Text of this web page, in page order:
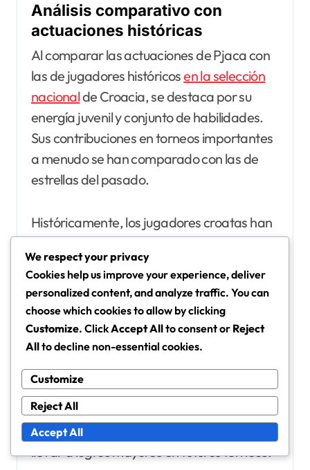
Análisis comparativo con
actuaciones históricas
Al comparar las actuaciones de Pjaca con
las de jugadores históricosen la selección
nacionalde Croacia, se destaca por su
energía juvenil y conjunto de habilidades.
Sus contribuciones en torneos importantes
a menudo se han comparado con las de
estrellas del pasado.
Históricamente, los jugadores croatas han
tenido un impacto significativo en torneos
internacionales, y la capacidad de Pjaca
para marcar y asistir lo coloca entre los
contribuyentes notables de su generación.
Si bien aún no tiene el extenso récord de
algunos predecesores, sus actuaciones en
Eurocopas y eliminatorias para la Copa del
Mundo sugieren que está en una
trayectoria prometedora, lo que podría
llevar a logros mayores en futuros torneos.
We respect your privacy
Cookies help us improve your experience, deliver
personalized content, and analyze traffic. You can
choose which cookies to allow by clicking
Customize. ClickAccept Allto consent or Reject
Allto decline non-essential cookies.
Customize
Reject All
Accept All